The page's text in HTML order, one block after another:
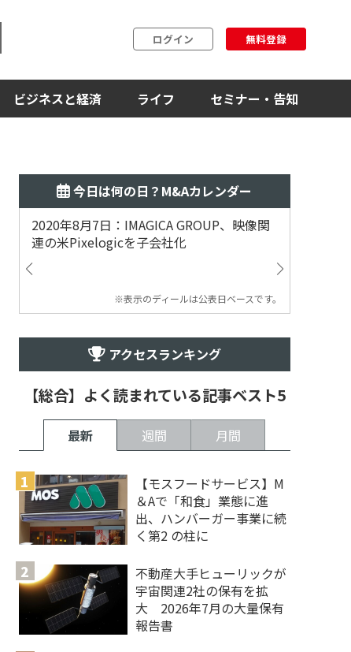
ログイン 無料登録
ビジネスと経済 ライフ セミナー・告知
今日は何の日？M&Aカレンダー
2020年8月7日：IMAGICA GROUP、映像関
連の米Pixelogicを子会社化
※表示のディールは公表日ベースです。
アクセスランキング
【総合】よく読まれている記事ベスト5
最新 週間 月間
【モスフードサービス】M
＆Aで「和食」業態に進
出、ハンバーガー事業に続
く第2 の柱に
不動産大手ヒューリックが
宇宙関連2社の保有を拡
大 2026年7月の大量保有
報告書